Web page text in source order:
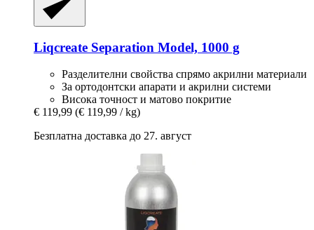
Liqcreate Separation Model, 1000 g
Разделителни свойства спрямо акрилни материали
За ортодонтски апарати и акрилни системи
Висока точност и матово покритие
€ 119,99 (€ 119,99 / kg)
Безплатна доставка до 27. август